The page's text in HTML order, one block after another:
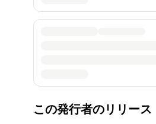
この発行者のリリース